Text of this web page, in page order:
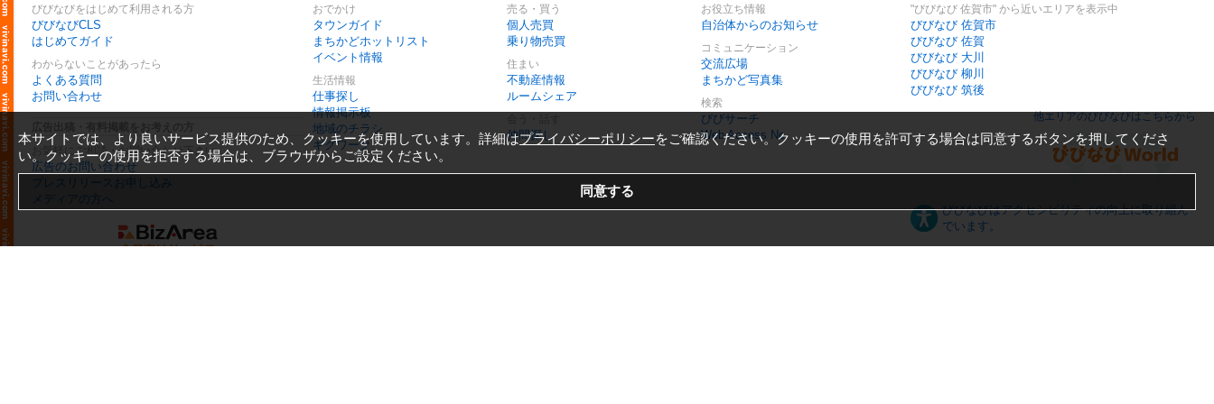
びびなびをはじめて利用される方
びびなびCLS
はじめてガイド
わからないことがあったら
よくある質問
お問い合わせ
お気軽にご相談・お問い合わせ下さい
広告のお問い合わせ
プレスリリースお申し込み
メディアの方へ
おでかけ
タウンガイド
まちかどホットリスト
イベント情報
生活情報
仕事探し
情報掲示板
地域のチラシ
ギグワーク
売る・買う
個人売買
乗り物売買
住まい
不動産情報
ルームシェア
仲間探し
お役立ち情報
自治体からのお知らせ
コミュニケーション
交流広場
まちかど写真集
検索
びびサーチ
Web Access No.
"びびなび 佐賀市" から近いエリアを表示中
びびなび 佐賀市
びびなび 佐賀
びびなび 大川
びびなび 柳川
びびなび 筑後
他エリアのびびなびはこちらから
びびなびはアクセシビリティの向上に取り組ん
でいます。
本サイトでは、より良いサービス提供のため、クッキーを使用しています。詳細はプライバシーポリシーをご確認ください。クッキーの使用を許可する場合は同意するボタンを押してくださ
い。クッキーの使用を拒否する場合は、ブラウザからご設定ください。